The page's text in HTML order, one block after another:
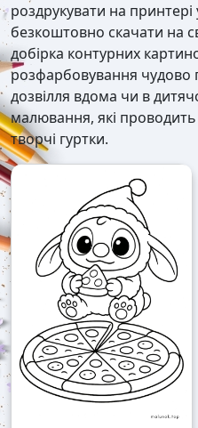
роздрукувати на
безкоштовно скачати на
добірка контурних
розфарбовування чудово
дозвілля вдома чи в
малювання, які
творчі гуртки.